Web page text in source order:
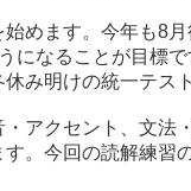
めます。今年も8
になることが目標
み明けの統一テス
アクセント、文
。今回の読解練習